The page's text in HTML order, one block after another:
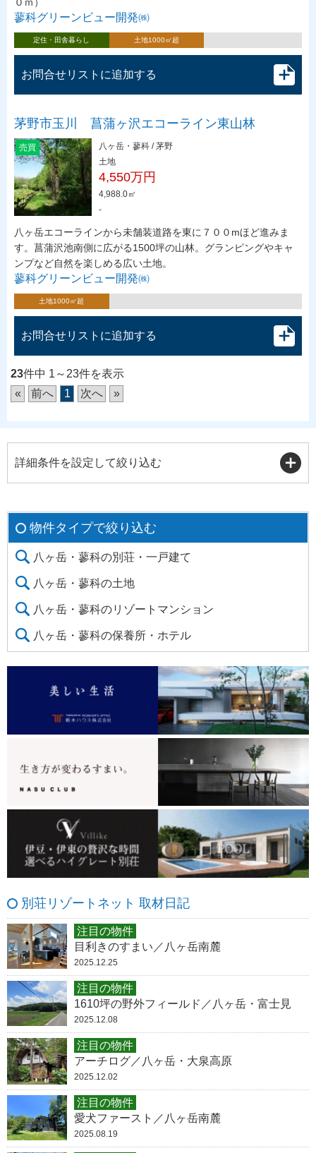
蓼科グリーンビュー開発㈱
定住・田舎暮らし 土地1000㎡超
お問合せリストに追加する
茅野市玉川 菖蒲ヶ沢エコーライン東山林
売買
八ヶ岳・蓼科 / 茅野
土地
4,550万円
4,988.0㎡
-
八ヶ岳エコーラインから未舗装道路を東に７００mほど進みま
す。菖蒲沢池南側に広がる1500坪の山林。グランピングやキャ
ンプなど自然を楽しめる広い土地。
蓼科グリーンビュー開発㈱
土地1000㎡超
お問合せリストに追加する
23件中 1～23件を表示
«
前へ 1 次へ »
詳細条件を設定して絞り込む
物件タイプで絞り込む
八ヶ岳・蓼科の別荘・一戸建て
八ヶ岳・蓼科の土地
八ヶ岳・蓼科のリゾートマンション
八ヶ岳・蓼科の保養所・ホテル
別荘リゾートネット 取材日記
注目の物件
目利きのすまい／八ヶ岳南麓
2025.12.25
注目の物件
1610坪の野外フィールド／八ヶ岳・富士見
2025.12.08
注目の物件
アーチログ／八ヶ岳・大泉高原
2025.12.02
注目の物件
愛犬ファースト／八ヶ岳南麓
2025.08.19